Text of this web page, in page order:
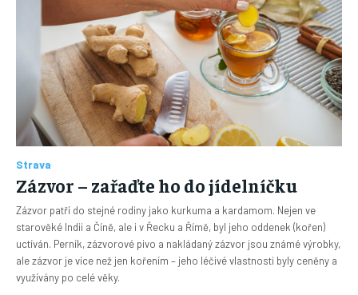
Strava
Zázvor – zařaďte ho do jídelníčku
Zázvor patří do stejné rodiny jako kurkuma a kardamom. Nejen ve
starověké Indii a Číně, ale i v Řecku a Římě, byl jeho oddenek (kořen)
uctíván. Perník, zázvorové pivo a nakládaný zázvor jsou známé výrobky,
ale zázvor je více než jen kořením – jeho léčivé vlastnosti byly ceněny a
využívány po celé věky.